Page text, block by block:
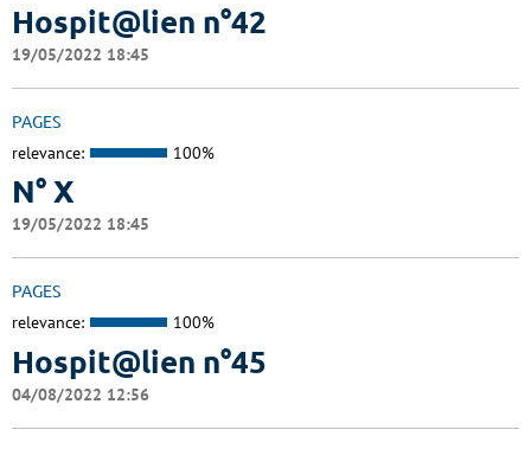
Hospit@lien n°42
19/05/2022 18:45
PAGES
relevance: 100%
N° X
19/05/2022 18:45
PAGES
relevance: 100%
Hospit@lien n°45
04/08/2022 12:56